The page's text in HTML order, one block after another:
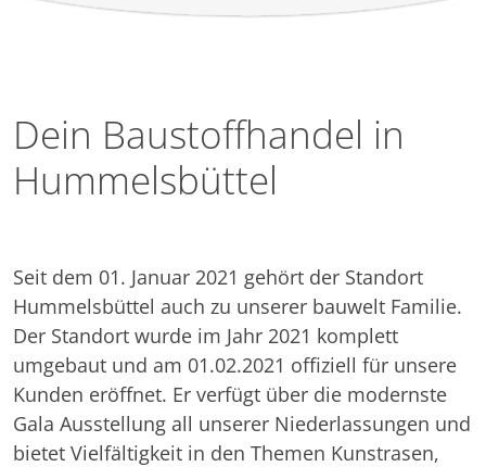
Dein Baustoffhandel in
Hummelsbüttel
Seit dem 01. Januar 2021 gehört der Standort
Hummelsbüttel auch zu unserer bauwelt Familie.
Der Standort wurde im Jahr 2021 komplett
umgebaut und am 01.02.2021 offiziell für unsere
Kunden eröffnet. Er verfügt über die modernste
Gala Ausstellung all unserer Niederlassungen und
bietet Vielfältigkeit in den Themen Kunstrasen,